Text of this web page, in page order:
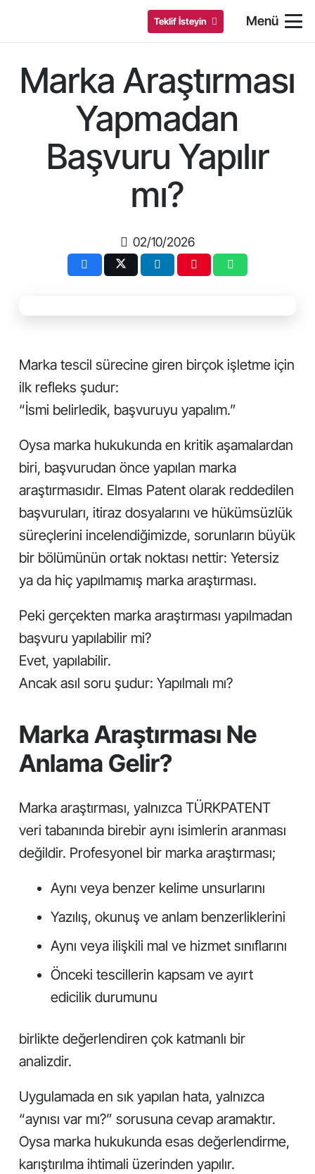
Teklif İsteyin Menü
Marka Araştırması
Yapmadan
Başvuru Yapılır
mı?
02/10/2026
Marka tescil sürecine giren birçok işletme için
ilk refleks şudur:
“İsmi belirledik, başvuruyu yapalım.”
Oysa marka hukukunda en kritik aşamalardan
biri, başvurudan önce yapılan marka
araştırmasıdır. Elmas Patent olarak reddedilen
başvuruları, itiraz dosyalarını ve hükümsüzlük
süreçlerini incelendiğimizde, sorunların büyük
bir bölümünün ortak noktası nettir: Yetersiz
ya da hiç yapılmamış marka araştırması.
Peki gerçekten marka araştırması yapılmadan
başvuru yapılabilir mi?
Evet, yapılabilir.
Ancak asıl soru şudur: Yapılmalı mı?
Marka Araştırması Ne
Anlama Gelir?
Marka araştırması, yalnızca TÜRKPATENT
veri tabanında birebir aynı isimlerin aranması
değildir. Profesyonel bir marka araştırması;
Aynı veya benzer kelime unsurlarını
Yazılış, okunuş ve anlam benzerliklerini
Aynı veya ilişkili mal ve hizmet sınıflarını
Önceki tescillerin kapsam ve ayırt
edicilik durumunu
birlikte değerlendiren çok katmanlı bir
analizdir.
Uygulamada en sık yapılan hata, yalnızca
“aynısı var mı?” sorusuna cevap aramaktır.
Oysa marka hukukunda esas değerlendirme,
karıştırılma ihtimali üzerinden yapılır.